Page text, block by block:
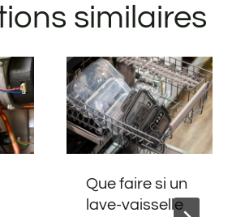
similaires
Que faire si un
lave-vaisselle